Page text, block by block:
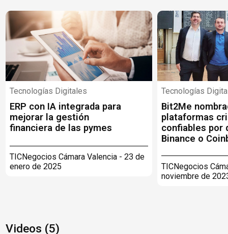
Tecnologías Digitales
ERP con IA integrada para
mejorar la gestión
financiera de las pymes
TICNegocios Cámara Valencia - 23 de
enero de 2025
Tecnologías
Bit2Me
plataformas
confiables por
Binance o
TICNegocios
noviembre de
Videos (5)